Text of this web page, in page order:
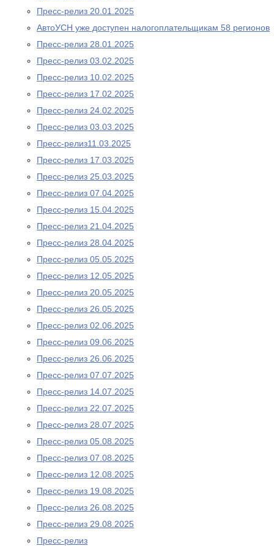
Пресс-релиз 20.01.2025
АвтоУСН уже доступен налогоплательщикам 58 регионов
Пресс-релиз 28.01.2025
Пресс-релиз 03.02.2025
Пресс-релиз 10.02.2025
Пресс-релиз 17.02.2025
Пресс-релиз 24.02.2025
Пресс-релиз 03.03.2025
Пресс-релиз11.03.2025
Пресс-релиз 17.03.2025
Пресс-релиз 25.03.2025
Пресс-релиз 07.04.2025
Пресс-релиз 15.04.2025
Пресс-релиз 21.04.2025
Пресс-релиз 28.04.2025
Пресс-релиз 05.05.2025
Пресс-релиз 12.05.2025
Пресс-релиз 20.05.2025
Пресс-релиз 26.05.2025
Пресс-релиз 02.06.2025
Пресс-релиз 09.06.2025
Пресс-релиз 26.06.2025
Пресс-релиз 07.07.2025
Пресс-релиз 14.07.2025
Пресс-релиз 22.07.2025
Пресс-релиз 28.07.2025
Пресс-релиз 05.08.2025
Пресс-релиз 07.08.2025
Пресс-релиз 12.08.2025
Пресс-релиз 19.08.2025
Пресс-релиз 26.08.2025
Пресс-релиз 29.08.2025
Пресс-релиз